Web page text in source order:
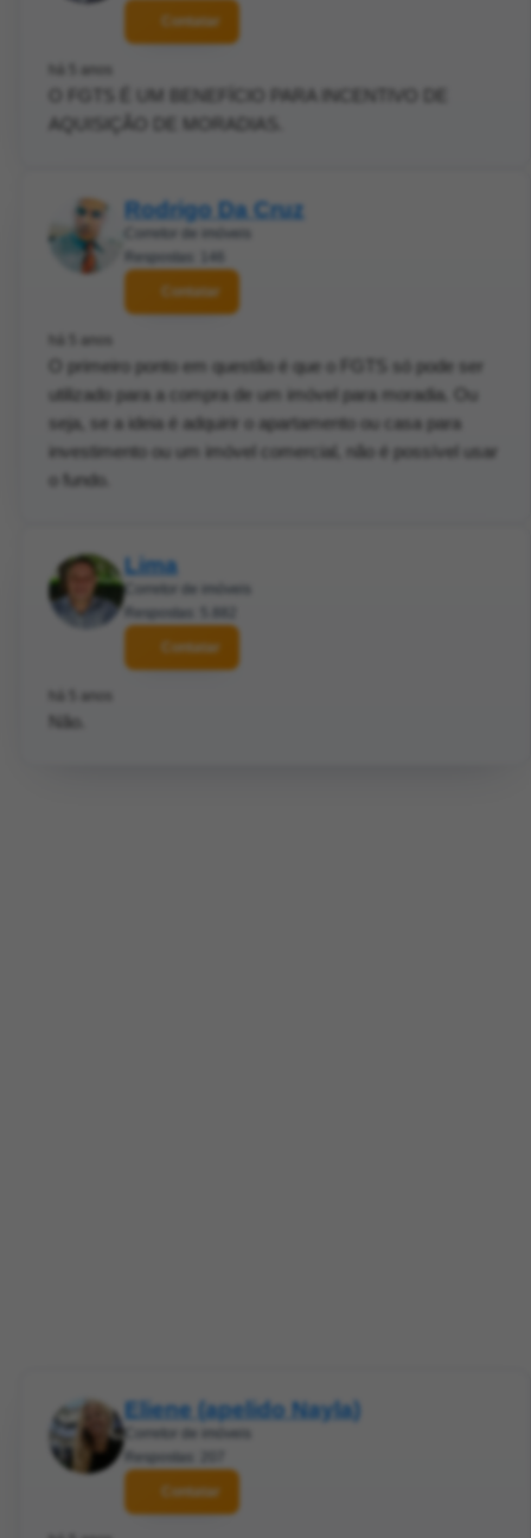
Contatar
há 5 anos
O FGTS É UM BENEFÍCIO PARA INCENTIVO DE
AQUISIÇÃO DE MORADIAS.
Rodrigo Da Cruz
Corretor de imóveis
Respostas: 146
Contatar
há 5 anos
O primeiro ponto em questão é que o FGTS só pode ser
utilizado para a compra de um imóvel para moradia. Ou
seja, se a ideia é adquirir o apartamento ou casa para
investimento ou um imóvel comercial, não é possível usar
o fundo.
Lima
Corretor de imóveis
Respostas: 5.882
Contatar
há 5 anos
Não.
Eliene (apelido Nayla)
Corretor de imóveis
Respostas: 207
Contatar